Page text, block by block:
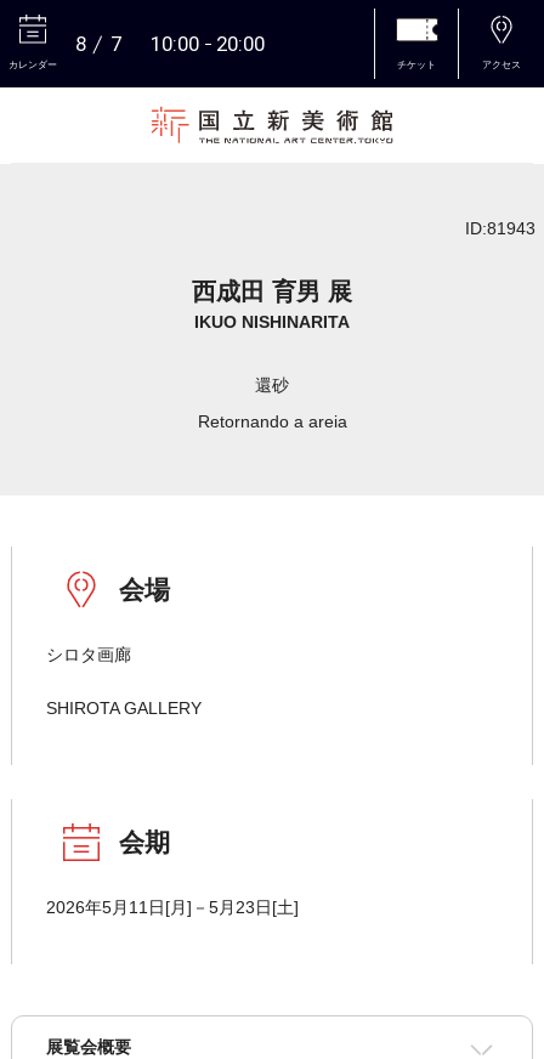
カレンダー
8 7 10:00 20:00
チケット アクセス
ID:81943
西成田 育男 展
IKUO NISHINARITA
還砂
Retornando a areia
会場
シロタ画廊
SHIROTA GALLERY
会期
2026年5月11日[月]－5月23日[土]
展覧会概要